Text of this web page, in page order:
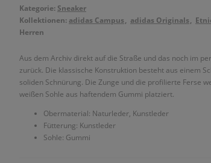
Kategorie: Sneaker
Kollektionen: adidas Campus adidas Originals
Herren
Aus dem Archiv direkt auf die Straße und das noch im
zurück. Die klassische Konstruktion besteht aus einem
soliden Schnürung. Die Zunge und die profilierte Ferse
weißen Sohle aus haftendem Gummi platziert.
Obermaterial: Naturleder, Kunstleder
Fütterung: Kunstleder
Sohle: Gummi